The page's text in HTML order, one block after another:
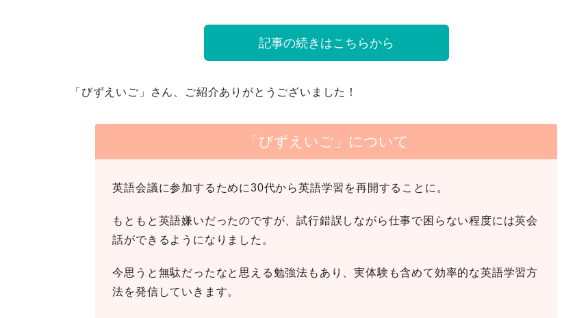
記事の続きはこちらから
「びずえいご」さん、ご紹介ありがとうございました！
「びずえいご」について
英語会議に参加するために30代から英語学習を再開することに。
もともと英語嫌いだったのですが、試行錯誤しながら仕事で困らない程度には英会
話ができるようになりました。
今思うと無駄だったなと思える勉強法もあり、実体験も含めて効率的な英語学習方
法を発信していきます。